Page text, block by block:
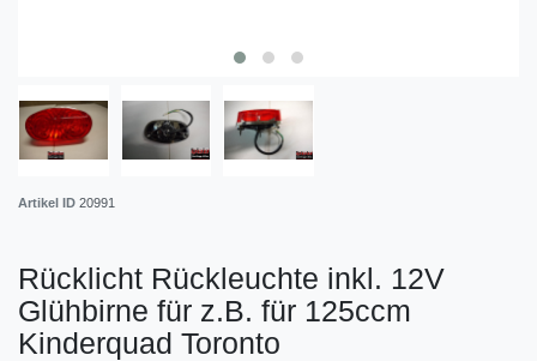
Artikel ID 20991
Rücklicht Rückleuchte inkl. 12V
Glühbirne für z.B. für 125ccm
Kinderquad Toronto